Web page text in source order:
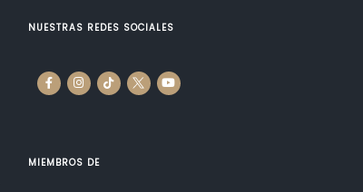
NUESTRAS REDES SOCIALES
MIEMBROS DE